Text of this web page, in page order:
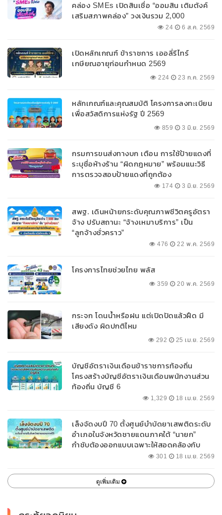
คล่อง SMEs เปิดสินเชื่อ “ออมสิน เติมตังค์
เสริมสภาพคล่อง” วงเงินรวม 2,000
ลบ.สนับสนุนเงินทุนหมุนเวียนวงเงินกู้สูงสุด
24 6 ส.ค. 2569
เปิดหลักเกณฑ์ ข้าราชการ เออลี่รีไทร์
เกษียณอายุก่อนกำหนด 2569
224 23 ก.ค. 2569
หลักเกณฑ์และคุณสมบัติ โครงการลงทะเบียน
เพื่อสวัสดิการแห่งรัฐ ปี 2569
859 3 มิ.ย. 2569
กรมการขนส่งทางบก เตือน การใช้ป้ายแดงที่
ระบุชื่อห้างร้าน “ผิดกฎหมาย” พร้อมแนะวิธี
การตรวจสอบป้ายแดงที่ถูกต้อง
174 3 มิ.ย. 2569
สพฐ. เดินหน้ายกระดับคุณภาพชีวิตครูอัตรา
จ้าง ปรับสถานะ “จ้างเหมาบริการ” เป็น
“ลูกจ้างชั่วคราว”
476 22 พ.ค. 2569
โครงการไทยช่วยไทย พลัส
359 20 พ.ค. 2569
กระจก โดนน้ำหรือฝน แต่เปิดปัดแล้วฝืด มี
เสียงดัง ผิดปกติไหม
292 25 เม.ย. 2569
บัญชีอัตราเงินเดือนข้าราชการท้องถิ่น
โครงสร้างบัญชีอัตราเงินเดือนพนักงานส่วน
ท้องถิ่น บัญชี 6
1,329 18 เม.ย. 2569
เล็งจัดงบปี 70 ตั้งศูนย์บำบัดยาเสพติดระดับ
อำเภอในจังหวัดชายแดนภาคใต้ “นายก”
กำชับต้องออกแบบเฉพาะให้สอดคล้องกับ
301 18 เม.ย. 2569
ดูเพิ่มเติม